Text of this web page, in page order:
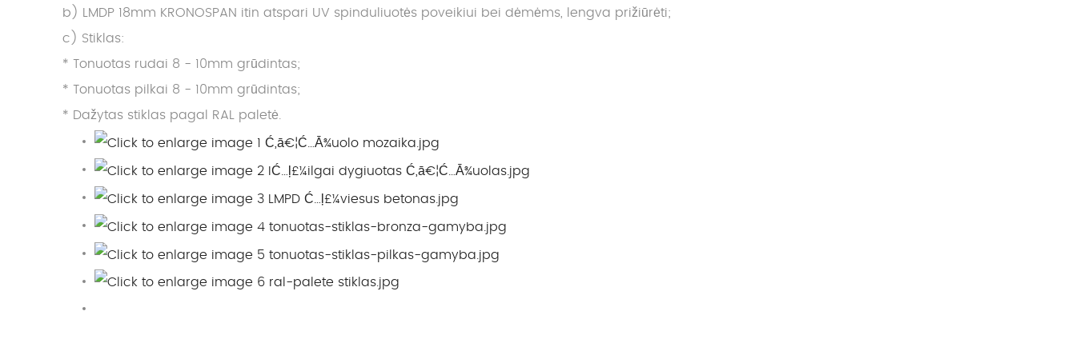
b) LMDP 18mm KRONOSPAN itin atspari UV spinduliuotės poveikiui bei dėmėms, lengva prižiūrėti;
c) Stiklas:
* Tonuotas rudai 8 - 10mm grūdintas;
* Tonuotas pilkai 8 - 10mm grūdintas;
* Dažytas stiklas pagal RAL paletė.